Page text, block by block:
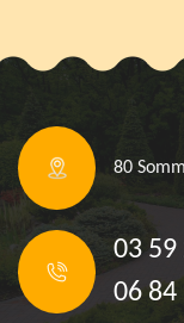
80
03 59
06 84